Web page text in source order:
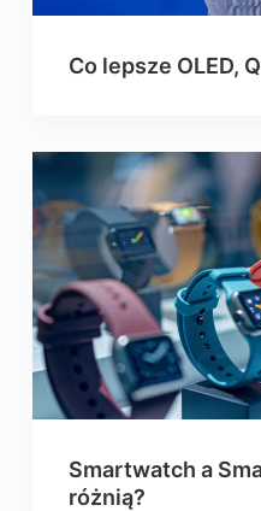
Co lepsze OLED,
Smartwatch a
różnią?